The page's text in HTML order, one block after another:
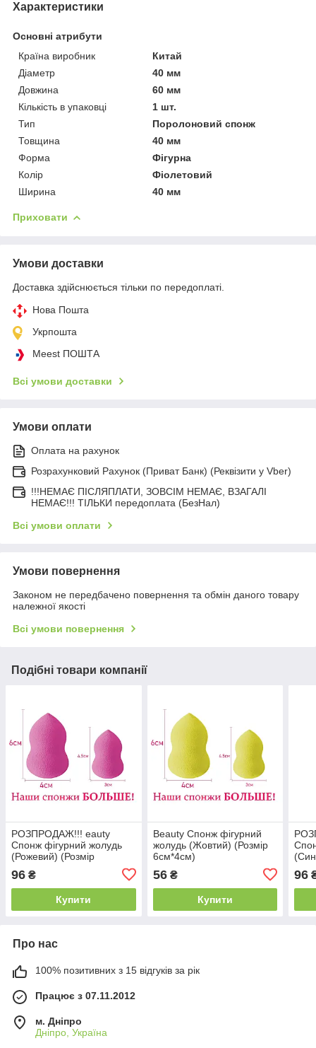
Характеристики
Основні атрибути
Країна виробник
Китай
Діаметр
40 мм
Довжина
60 мм
Кількість в упаковці
1 шт.
Тип
Поролоновий спонж
Товщина
40 мм
Форма
Фігурна
Колір
Фіолетовий
Ширина
40 мм
Приховати
Умови доставки
Доставка здійснюється тільки по передоплаті.
Нова Пошта
Укрпошта
Meest ПОШТА
Всі умови доставки
Умови оплати
Оплата на рахунок
Розрахунковий Рахунок (Приват Банк) (Реквізити у Vber)
!!!НЕМАЄ ПІСЛЯПЛАТИ, ЗОВСІМ НЕМАЄ, ВЗАГАЛІ
НЕМАЄ!!! ТІЛЬКИ передоплата (БезНал)
Всі умови оплати
Умови повернення
Законом не передбачено повернення та обмін даного товару
належної якості
Всі умови повернення
Подібні товари компанії
РОЗПРОДАЖ!!! eauty
Спонж фігурний жолудь
(Рожевий) (Розмір
96 ₴
Купити
Beauty Спонж фігурний
жолудь (Жовтий) (Розмір
6см*4см)
56₴
Купити
96
Про нас
100% позитивних з 15 відгуків за рік
Працює з 07.11.2012
м. Дніпро
Дніпро, Україна